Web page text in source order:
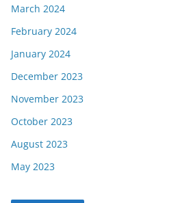
March 2024
February 2024
January 2024
December 2023
November 2023
October 2023
August 2023
May 2023